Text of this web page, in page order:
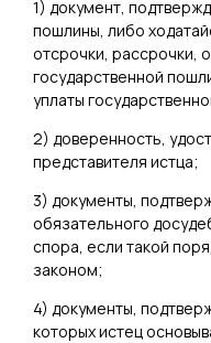
1) документ,
пошлины, либо
отсрочки, рассрочки,
государственной
уплаты
2) доверенность,
представителя истца;
3) документы,
обязательного
спора, если такой
законом;
4) документы,
которых истец